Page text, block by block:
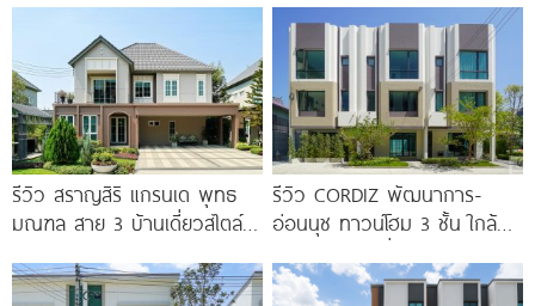
รีวิว สราญสิริ แกรนเด พุทธ
มณฑล สาย 3 บ้านเดี่ยวสไตล์
รีวิว CORDIZ พัฒนาการ-
อ่อนนุช ทาวน์โฮม 3 ชั้น ใกล้
ทองหล่อ